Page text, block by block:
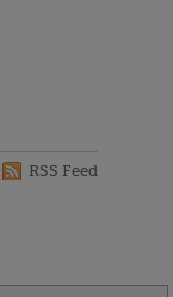
RSS Feed